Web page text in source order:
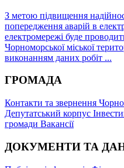
З метою підвищення
попередження аварій в
електромережі буде
Чорноморської міської
виконанням даних робіт ...
ГРОМАДА
Контакти та звернення
Депутатський корпус
громади Вакансії
ДОКУМЕНТИ ТА